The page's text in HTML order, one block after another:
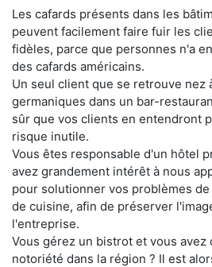
Les cafards présents dans les
peuvent facilement faire fuir les
fidèles, parce que personnes n'a
des cafards américains.
Un seul client que se retrouve nez
germaniques dans un bar-
sûr que vos clients en entendront
risque inutile.
Vous êtes responsable d'un hôtel
avez grandement intérêt à nous
pour solutionner vos problèmes
de cuisine, afin de préserver
l'entreprise.
Vous gérez un bistrot et vous avez
notoriété dans la région ? Il est